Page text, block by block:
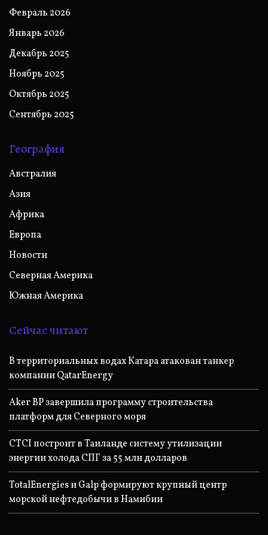
Февраль 2026
Январь 2026
Декабрь 2025
Ноябрь 2025
Октябрь 2025
Сентябрь 2025
География
Австралия
Азия
Африка
Европа
Новости
Северная Америка
Южная Америка
Сейчас читают
В территориальных водах Катара атакован танкер
компании QatarEnergy
Aker BP завершила программу строительства
платформ для Северного моря
CTCI построит в Таиланде систему утилизации
энергии холода СПГ за 55 млн долларов
TotalEnergies и Galp формируют крупный центр
морской нефтедобычи в Намибии